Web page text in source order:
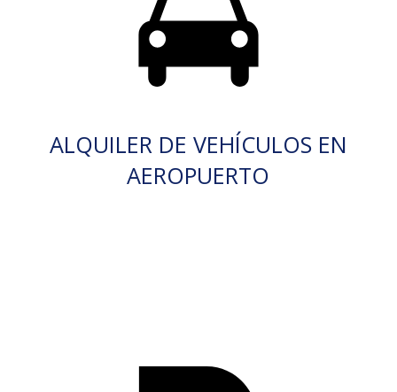
ALQUILER DE VEHÍCULOS EN
AEROPUERTO